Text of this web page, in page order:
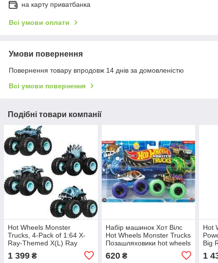
на карту приватбанка
Всі умови оплати
Умови повернення
Повернення товару впродовж 14 днів за домовленістю
Всі умови повернення
Подібні товари компанії
Hot Wheels Monster
Trucks, 4-Pack of 1:64 X-
Ray-Themed X(L) Ray
набір Позашляховик джип
JGD67
1 399 ₴
Набір машинок Хот Вілс
Hot Wheels Monster Trucks
Позашляховики hot wheels
FYJ64/
620₴
Hot
Big
1